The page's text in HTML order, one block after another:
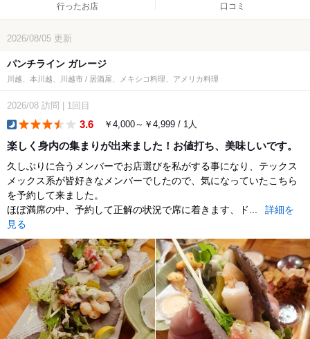
行ったお店 口コミ
2026/08/05 更新
パンチライン ガレージ
川越、本川越、川越市 / 居酒屋、メキシコ料理、アメリカ料理
2026/08 訪問 1回目
3.6 ￥4,000～￥4,999 / 1人
楽しく身内の集まりが出来ました！お値打ち、美味しいです。
久しぶりに合うメンバーでお店選びを私がする事になり、テックス
メックス系が皆好きなメンバーでしたので、気になっていたこちら
を予約して来ました。
ほぼ満席の中、予約して正解の状況で席に着きます、ド...
詳細を
見る